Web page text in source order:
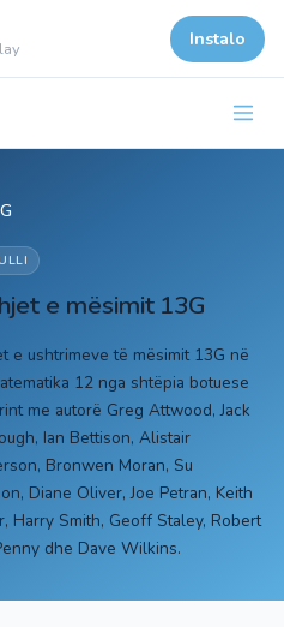
Instalo
e mësimit 13G
e ushtrimeve të mësimit 13G në
12 nga shtëpia botuese
me autorë Greg Attwood, Jack
Ian Bettison, Alistair
Bronwen Moran, Su
Diane Oliver, Joe Petran, Keith
Harry Smith, Geoff Staley, Robert
dhe Dave Wilkins.